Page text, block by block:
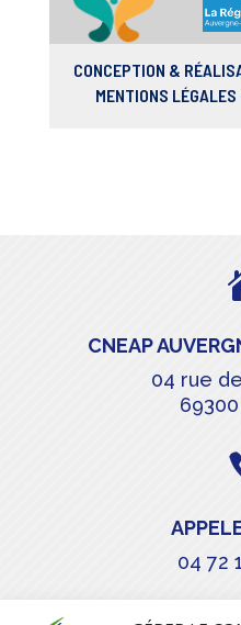
CONCEPTION &
MENTIONS LÉGALES
CNEAP
04 rue
04 72